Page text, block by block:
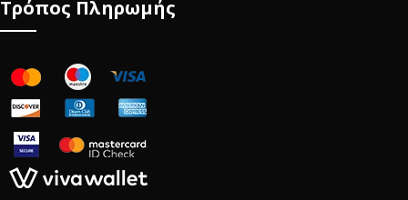
Τρόπος Πληρωμής